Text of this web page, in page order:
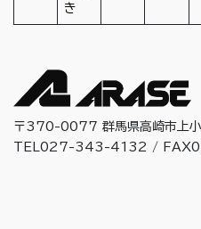
き
〒370-0077 群馬県高崎市上
TEL027-343-4132 /